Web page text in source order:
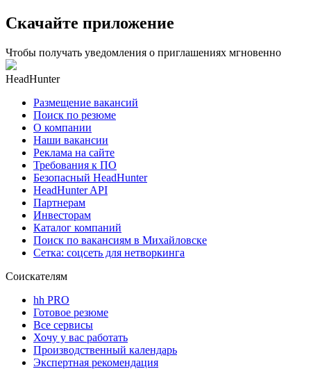
Скачайте приложение
Чтобы получать уведомления о приглашениях мгновенно
HeadHunter
Размещение вакансий
Поиск по резюме
О компании
Наши вакансии
Реклама на сайте
Требования к ПО
Безопасный HeadHunter
HeadHunter API
Партнерам
Инвесторам
Каталог компаний
Поиск по вакансиям в Михайловске
Сетка: соцсеть для нетворкинга
Соискателям
hh PRO
Готовое резюме
Все сервисы
Хочу у вас работать
Производственный календарь
Экспертная рекомендация